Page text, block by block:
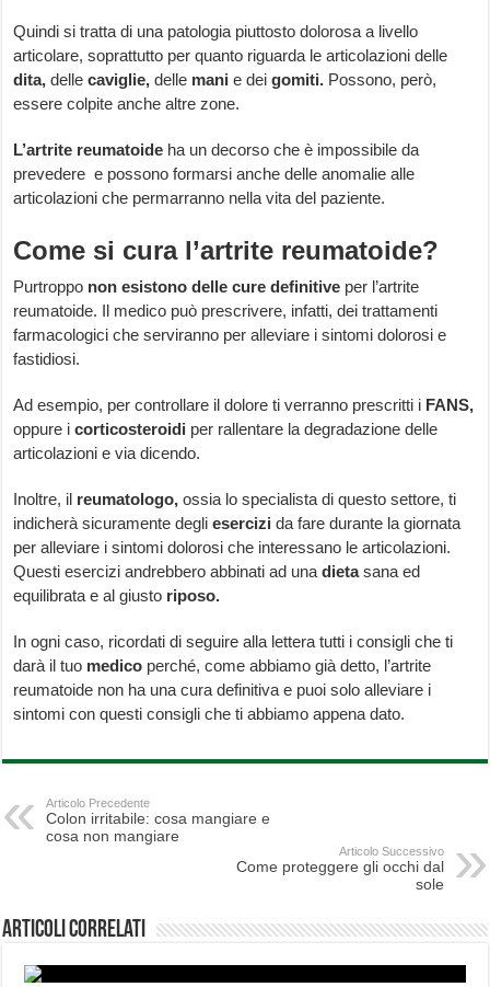
Quindi si tratta di una patologia piuttosto dolorosa a livello
articolare, soprattutto per quanto riguarda le articolazioni delle
dita, dellecaviglie, delle mani e deigomiti. Possono, però,
essere colpite anche altre zone.
L’artrite reumatoide ha un decorso che è impossibile da
prevedere e possono formarsi anche delle anomalie alle
articolazioni che permarranno nella vita del paziente.
Come si cura l’artrite reumatoide?
Purtroppo non esistono delle cure definitive per l’artrite
reumatoide. Il medico può prescrivere, infatti, dei trattamenti
farmacologici che serviranno per alleviare i sintomi dolorosi e
fastidiosi.
Ad esempio, per controllare il dolore ti verranno prescritti i FANS,
oppure icorticosteroidi per rallentare la degradazione delle
articolazioni e via dicendo.
Inoltre, il reumatologo, ossia lo specialista di questo settore, ti
indicherà sicuramente degliesercizi da fare durante la giornata
per alleviare i sintomi dolorosi che interessano le articolazioni.
Questi esercizi andrebbero abbinati ad unadietasana ed
equilibrata e al giusto riposo.
In ogni caso, ricordati di seguire alla lettera tutti i consigli che ti
darà il tuo medico perché, come abbiamo già detto, l’artrite
reumatoide non ha una cura definitiva e puoi solo alleviare i
sintomi con questi consigli che ti abbiamo appena dato.
Articolo Precedente
Colon irritabile: cosa mangiare e
cosa non mangiare
Articolo Successivo
Come proteggere gli occhi dal
sole
Articoli correlati